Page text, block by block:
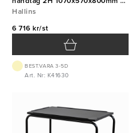
frakt
Hallins
6 716 kr/st
BEST.VARA 3-5D
Art. Nr: K41630